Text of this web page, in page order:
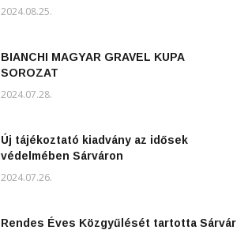
2024.08.25.
BIANCHI MAGYAR GRAVEL KUPA
SOROZAT
2024.07.28.
Új tájékoztató kiadvány az idősek
védelmében Sárváron
2024.07.26.
Rendes Éves Közgyűlését tartotta Sárvár